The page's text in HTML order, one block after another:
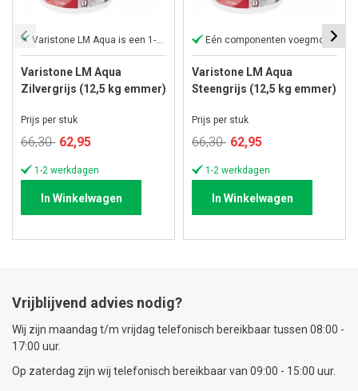
Varistone LM Aqua is een 1-component
Varistone LM Aqua
Zilvergrijs (12,5 kg emmer)
Prijs per stuk
66,30 Speciale
62,95
1-2 werkdagen
In Winkelwagen
Eén componenten voegmortel
Varistone LM Aqua
Steengrijs (12,5 kg emmer)
Prijs per stuk
66,30 Speciale
62,95
1-2 werkdagen
In Winkelwagen
Vrijblijvend advies nodig?
Wij zijn maandag t/m vrijdag telefonisch bereikbaar tussen 08:00 -
17:00 uur.
Op zaterdag zijn wij telefonisch bereikbaar van 09:00 - 15:00 uur.